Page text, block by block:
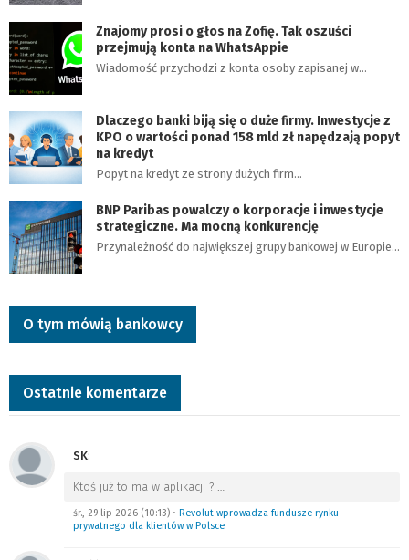
Znajomy prosi o głos na Zofię. Tak oszuści
przejmują konta na WhatsAppie
Wiadomość przychodzi z konta osoby zapisanej w…
Dlaczego banki biją się o duże firmy. Inwestycje z
KPO o wartości ponad 158 mld zł napędzają popyt
na kredyt
Popyt na kredyt ze strony dużych firm…
BNP Paribas powalczy o korporacje i inwestycje
strategiczne. Ma mocną konkurencję
Przynależność do największej grupy bankowej w Europie…
O tym mówią bankowcy
Ostatnie komentarze
SK:
Ktoś już to ma w aplikacji ?
śr., 29 lip 2026 (10:13) • Revolut wprowadza fundusze rynku
prywatnego dla klientów w Polsce